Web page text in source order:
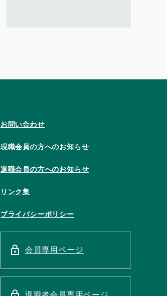
お問い合わせ
現職会員の方へのお知らせ
退職会員の方へのお知らせ
リンク集
プライバシーポリシー
会員専用ページ